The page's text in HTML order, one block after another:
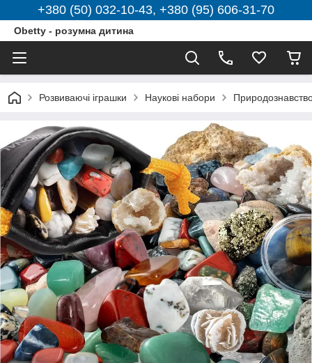
+380 (50) 032-10-43, +380 (95) 606-31-70
Obetty - розумна дитина
Розвиваючі іграшки Наукові набори